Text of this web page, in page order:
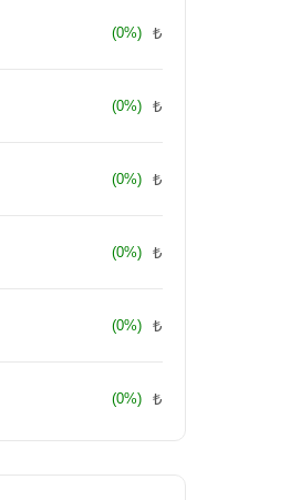
₺
(0%)
₺
(0%)
₺
(0%)
₺
(0%)
₺
(0%)
₺
(0%)